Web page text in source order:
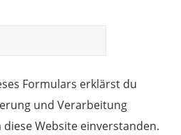
Formulars erklärst du
und Verarbeitung
Website einverstanden.